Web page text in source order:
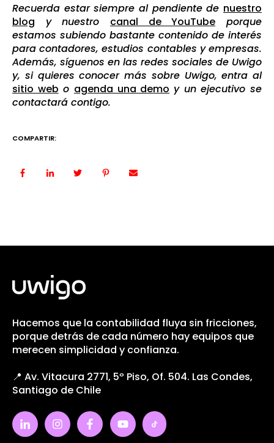
Recuerda estar siempre al pendiente de nuestro
blog
y nuestro canal de YouTube
porque
estamos subiendo bastante contenido de interés
para contadores, estudios contables y empresas.
Además, síguenos en las redes sociales de Uwigo
y, si quieres conocer más sobre Uwigo, entra al
sitio web o agenda una demo y un ejecutivo se
contactará contigo.
COMPARTIR:
Hacemos que la contabilidad fluya sin fricciones,
porque detrás de cada número hay equipos que
merecen simplicidad y confianza.
📍 Av. Vitacura 2771, 5º Piso, Of. 504. Las Condes,
Santiago de Chile